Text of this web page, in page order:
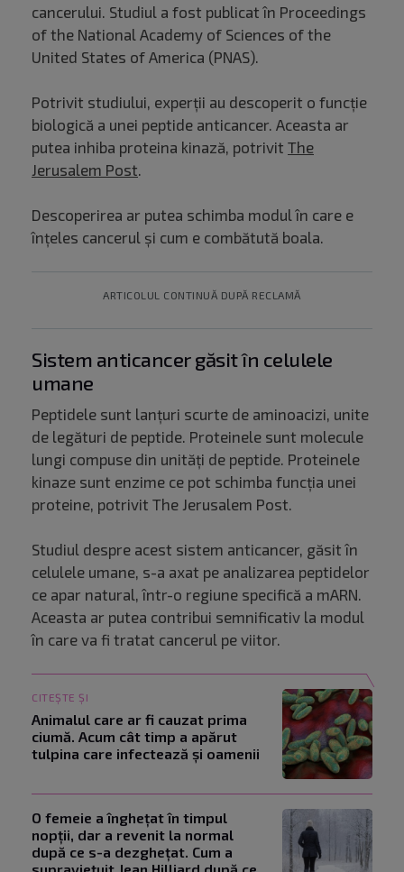
cancerului. Studiul a fost publicat în Proceedings
of the National Academy of Sciences of the
United States of America (PNAS).
Potrivit studiului, experții au descoperit o funcție
biologică a unei peptide anticancer. Aceasta ar
putea inhiba proteina kinază, potrivit The
Jerusalem Post.
Descoperirea ar putea schimba modul în care e
înțeles cancerul și cum e combătută boala.
ARTICOLUL CONTINUĂ DUPĂ RECLAMĂ
Sistem anticancer găsit în celulele
umane
Peptidele sunt lanțuri scurte de aminoacizi, unite
de legături de peptide. Proteinele sunt molecule
lungi compuse din unități de peptide. Proteinele
kinaze sunt enzime ce pot schimba funcția unei
proteine, potrivit The Jerusalem Post.
Studiul despre acest sistem anticancer, găsit în
celulele umane, s-a axat pe analizarea peptidelor
ce apar natural, într-o regiune specifică a mARN.
Aceasta ar putea contribui semnificativ la modul
în care va fi tratat cancerul pe viitor.
CITEȘTE ȘI
Animalul care ar fi cauzat prima
ciumă. Acum cât timp a apărut
tulpina care infectează și oamenii
O femeie a înghețat în timpul
nopții, dar a revenit la normal
după ce s-a dezghețat. Cum a